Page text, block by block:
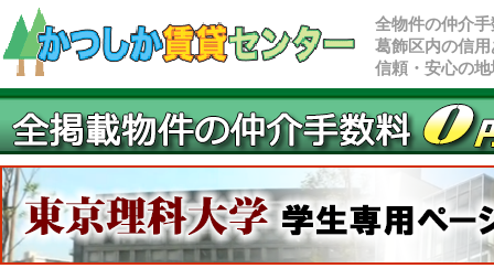
全物件の仲介
葛飾区内の信
信頼・安心の